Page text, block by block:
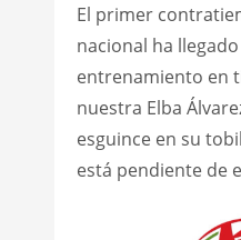
El primer
nacional ha
entrenamiento en
nuestra Elba
esguince en su
está pendiente de